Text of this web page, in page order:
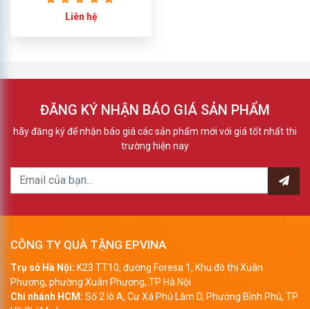
Liên hệ
ĐĂNG KÝ NHẬN BÁO GIÁ SẢN PHẨM
hãy đăng ký để nhận báo giá các sản phẩm mới với giá tốt nhất thi
trường hiện nay
CÔNG TY QUÀ TẶNG EPVINA
Trụ sở Hà Nội: K23 TT10, đường Foresa 1, Khu đô thị Xuân
Phương, phường Xuân Phương, TP Hà Nội
Chi nhánh HCM: Số 2 lô A, Cư Xá Phú Lâm D, Phường Bình Phú, TP